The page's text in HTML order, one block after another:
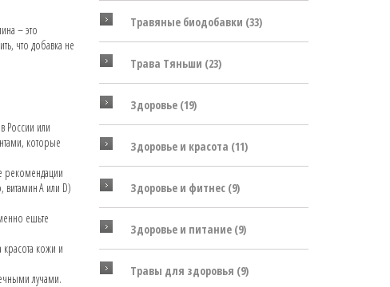
– это
что добавка не
России или
которые
рекомендации
A или D)
ешьте
красота кожи и
лучами.
Травяные биодобавки (33)
Трава Тяньши (23)
Здоровье (19)
Здоровье и красота (11)
Здоровье и фитнес (9)
Здоровье и питание (9)
Травы для здоровья (9)